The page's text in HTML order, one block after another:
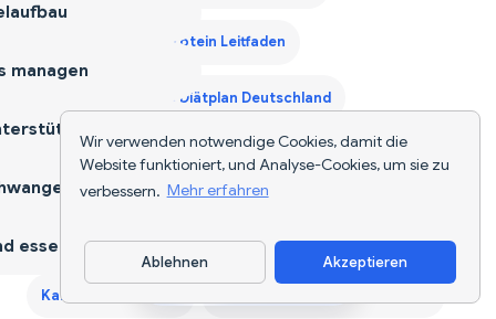
Wir verwenden notwendige Cookies, damit die
Website funktioniert, und Analyse-Cookies, um sie zu
verbessern. Mehr erfahren
Ablehnen Akzeptieren
Erstes Trimester Protein Leitfaden
Gewichtszunahme Diätplan Deutschland
Kalorien für deutsches Essen berechnen
Nährwertangaben für jede Mahlzeit — 2026
Kalorienzähler-App
App herunterladen
managen
essen